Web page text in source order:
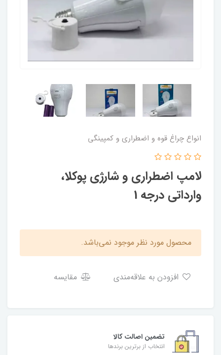
انواع چراغ قوه و اضطراری و کمپینگی
لامپ اضطراری و شارژی پوکلا،
وارداتی درجه 1
محصول مورد نظر موجود نمی‌باشد.
مقایسه
تضمین اصالت کالا
انتخاب از برترین برندها